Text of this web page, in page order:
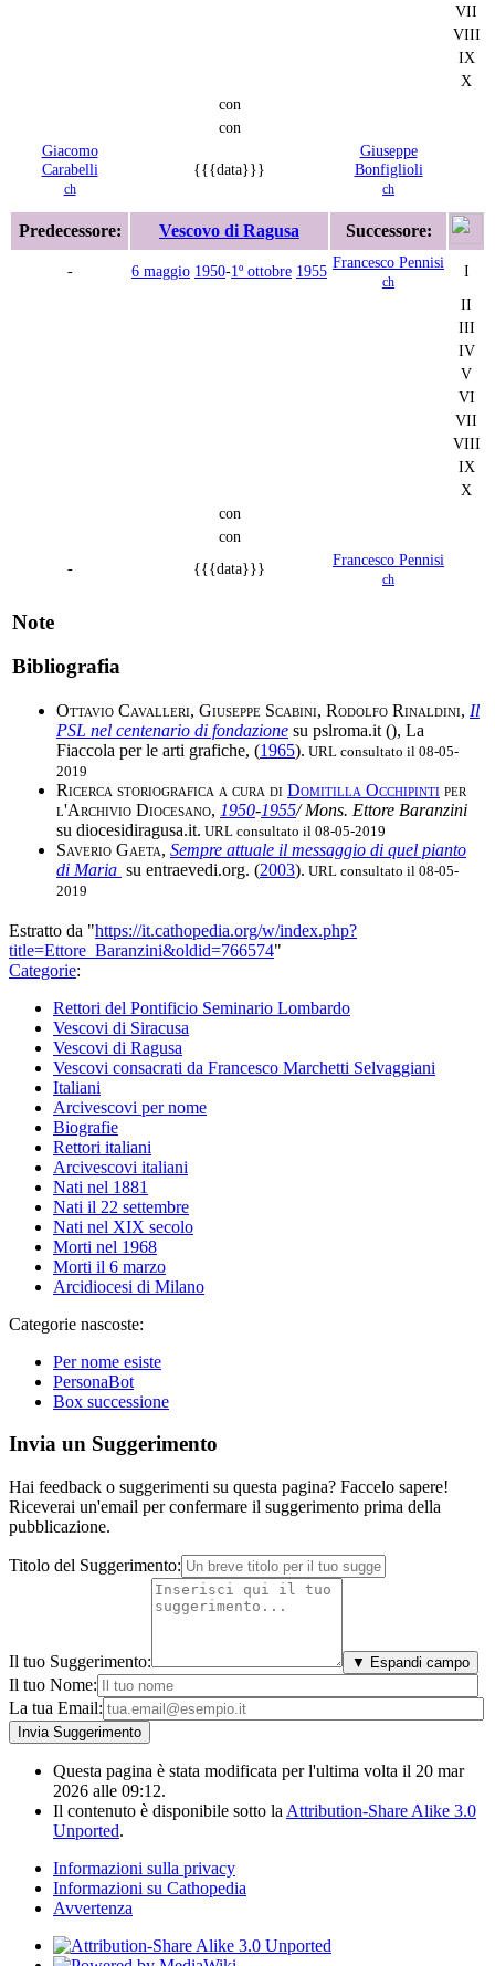
VII
VIII
IX
X
con
con
Giacomo
Carabelli
ch
{{{data}}}
Giuseppe
Bonfiglioli
ch
Predecessore: Vescovo di Ragusa Successore:
- 6 maggio 1950-1º ottobre 1955 Francesco Pennisi
ch
I
II
III
IV
V
VI
VII
VIII
IX
X
con
con
-
{{{data}}} Francesco Pennisi
ch
Note
Bibliografia
Ottavio Cavalleri, Giuseppe Scabini, Rodolfo Rinaldini, Il
PSL nel centenario di fondazione su pslroma.it (), La
Fiaccola per le arti grafiche, (1965). URL consultato il 08-05-
2019
Ricerca storiografica a cura di Domitilla Occhipinti per
l'Archivio Diocesano, 1950-1955/ Mons. Ettore Baranzini
su diocesidiragusa.it. URL consultato il 08-05-2019
Saverio Gaeta, Sempre attuale il messaggio di quel pianto
di Maria su entraevedi.org. (2003). URL consultato il 08-05-
2019
Estratto da "https://it.cathopedia.org/w/index.php?
title=Ettore_Baranzini&oldid=766574"
Categorie:
Rettori del Pontificio Seminario Lombardo
Vescovi di Siracusa
Vescovi di Ragusa
Vescovi consacrati da Francesco Marchetti Selvaggiani
Italiani
Arcivescovi per nome
Biografie
Rettori italiani
Arcivescovi italiani
Nati nel 1881
Nati il 22 settembre
Nati nel XIX secolo
Morti nel 1968
Morti il 6 marzo
Arcidiocesi di Milano
Categorie nascoste:
Per nome esiste
PersonaBot
Box successione
Invia un Suggerimento
Hai feedback o suggerimenti su questa pagina? Faccelo sapere!
Riceverai un'email per confermare il suggerimento prima della
pubblicazione.
Titolo del Suggerimento:
Il tuo Suggerimento: ▼ Espandi campo
Il tuo Nome:
La tua Email:
Questa pagina è stata modificata per l'ultima volta il 20 mar
2026 alle 09:12.
Il contenuto è disponibile sotto la Attribution-Share Alike 3.0
Unported.
Informazioni sulla privacy
Informazioni su Cathopedia
Avvertenza